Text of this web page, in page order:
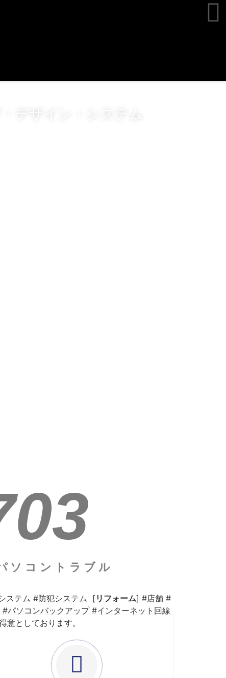
デザイン・システム
ソコントラブル
ステム #防犯システム [リフォーム] #店舗 #
パソコンバックアップ #インターネット回線
としております。